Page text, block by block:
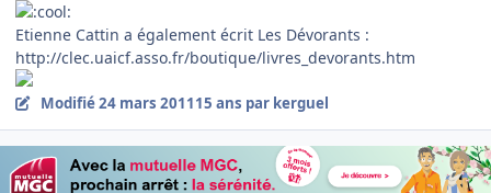
Etienne Cattin a également écrit Les Dévorants :
http://clec.uaicf.asso.fr/boutique/livres_devorants.htm
Modifié24 mars 201115 ans par kerguel